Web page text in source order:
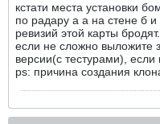
кстати места установки
по радару а а на стене б и
ревизий этой карты бродят.
если не сложно выложите
версии(с тестурами),
ps: причина создания